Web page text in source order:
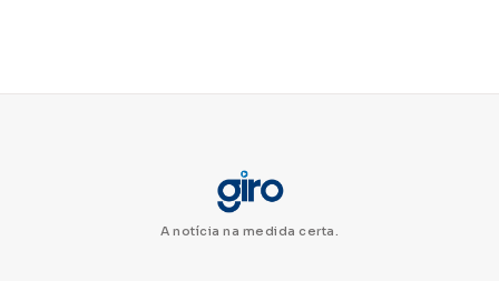
A notícia na medida certa.